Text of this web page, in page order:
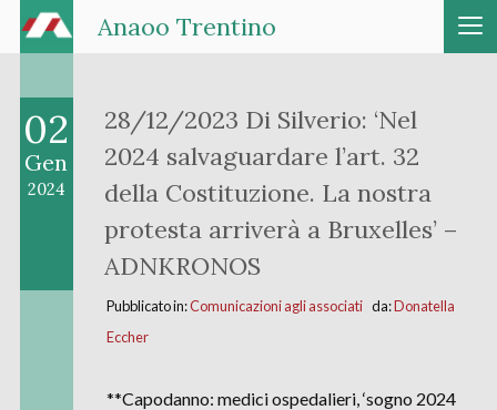
Anaoo Trentino
28/12/2023 Di Silverio: ‘Nel
2024 salvaguardare l’art. 32
della Costituzione. La nostra
protesta arriverà a Bruxelles’ –
ADNKRONOS
02
Gen
2024
Pubblicato in:Comunicazioni agli associatida:Donatella
Eccher
**Capodanno: medici ospedalieri, ‘sogno 2024